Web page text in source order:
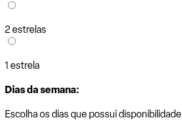
2 estrelas
1 estrela
Dias da semana:
Escolha os dias que possui disponibilidade